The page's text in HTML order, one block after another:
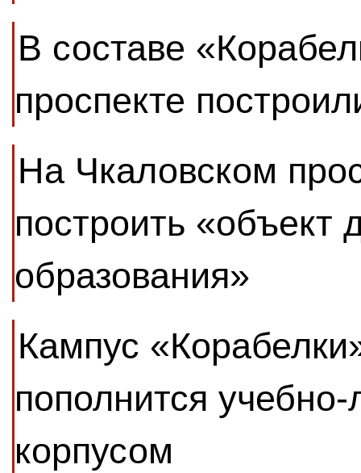
В составе
проспекте
На Чкаловском
построить «объект
образования»
Кампус
пополнится
корпусом